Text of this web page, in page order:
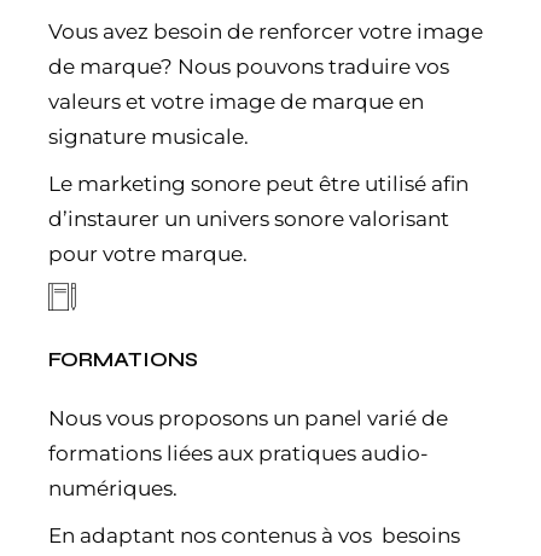
Vous avez besoin de renforcer votre image
de marque? Nous pouvons traduire vos
valeurs et votre image de marque en
signature musicale.
Le marketing sonore peut être utilisé afin
d’instaurer un univers sonore valorisant
pour votre marque.
FORMATIONS
Nous vous proposons un panel varié de
formations liées aux pratiques audio-
numériques.
En adaptant nos contenus à vos besoins